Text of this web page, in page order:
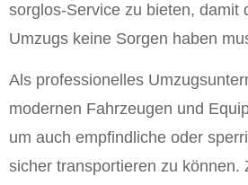
sorglos-Service zu bieten, damit
Umzugs keine Sorgen haben
Als professionelles
modernen Fahrzeugen und
um auch empfindliche oder
sicher transportieren zu können.